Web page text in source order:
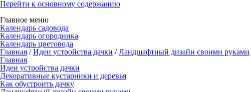
Перейти к основному содержанию
Главное меню
Календарь садовода
Календарь огородника
Календарь цветовода
Главная /Идеи устройства дачки /Ландшафтный дизайн своими руками
Главная
Идеи устройства дачки
Декоративные кустарники и деревья
Как обустроить дачку